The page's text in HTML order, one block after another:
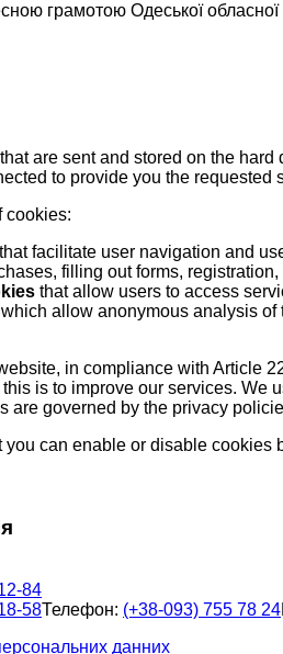
грамотою Одеської
are sent and stored on the
to provide you the
cookies:
that facilitate user navigation and
filling out forms,
that allow users to access
which allow anonymous analysis
in compliance with Article
is to improve our services.
are governed by the privacy
you can enable or disable cookies
84
58Телефон: (+38-093) 755 78 24
данних